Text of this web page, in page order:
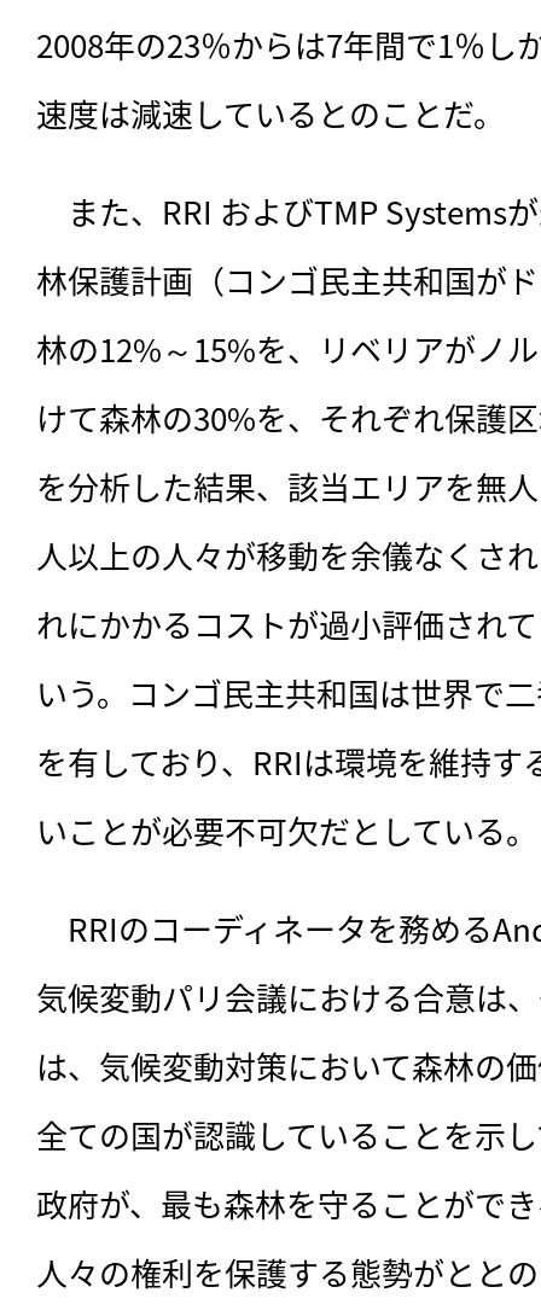
2008年の23％からは7年間で1％し
速度は減速しているとのことだ。
また、RRI およびTMP Systems
林保護計画（コンゴ民主共和国が
林の12%～15%を、リベリアがノ
けて森林の30%を、それぞれ保護
を分析した結果、該当エリアを無
人以上の人々が移動を余儀なくさ
れにかかるコストが過小評価され
いう。コンゴ民主共和国は世界で
を有しており、RRIは環境を維持
いことが必要不可欠だとしている。
RRIのコーディネータを務める
気候変動パリ会議における合意は
は、気候変動対策において森林の
全ての国が認識していることを示
政府が、最も森林を守ることがで
人々の権利を保護する態勢がとと